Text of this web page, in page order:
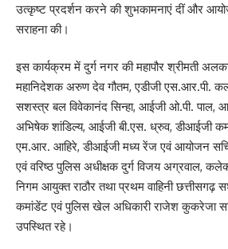
उत्कृष्ट प्रदर्शन करने की शुभकामनाएं दीं और
सराहना की।
इस कार्यक्रम में दुर्ग नगर की महापौर श्रीमती
महानिदेशक अरुण देव गौतम, एडीजी एस.आर.पी.
सशस्त्र बल विवेकानंद सिन्हा, आईजी ओ.पी. पाल,
अभिषेक शांडिल्य, आईजी बी.एस. ध्रुव, डीआईजी
एम.आर. आहिरे, डीआईजी मध्य रेंज एवं आयोजन
एवं वरिष्ठ पुलिस अधीक्षक दुर्ग विजय अग्रवाल,
निगम आयुक्त राठौर तथा प्रथम वाहिनी
कमांडेंट एवं पुलिस खेल अधिकारी राजेश कुकरेजा
उपस्थित रहे।